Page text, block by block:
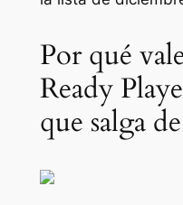
Por qué
Ready
que salga